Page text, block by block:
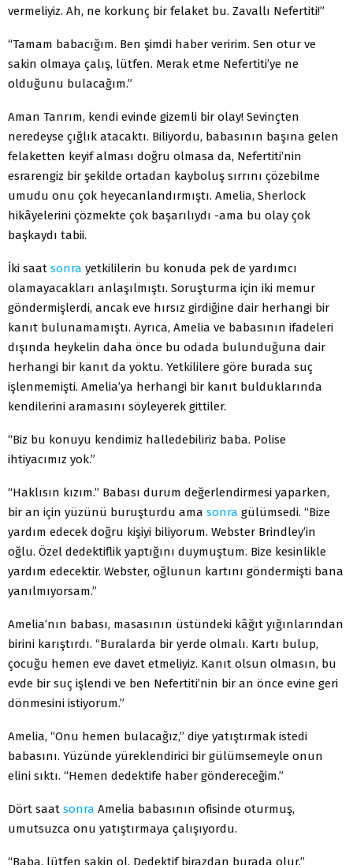
vermeliyiz. Ah, ne korkunç bir felaket bu. Zavallı Nefertiti!”
“Tamam babacığım. Ben şimdi haber veririm. Sen otur ve
sakin olmaya çalış, lütfen. Merak etme Nefertiti’ye ne
olduğunu bulacağım.”
Aman Tanrım, kendi evinde gizemli bir olay! Sevinçten
neredeyse çığlık atacaktı. Biliyordu, babasının başına gelen
felaketten keyif alması doğru olmasa da, Nefertiti’nin
esrarengiz bir şekilde ortadan kayboluş sırrını çözebilme
umudu onu çok heyecanlandırmıştı. Amelia, Sherlock
hikâyelerini çözmekte çok başarılıydı -ama bu olay çok
başkaydı tabii.
İki saat sonra yetkililerin bu konuda pek de yardımcı
olamayacakları anlaşılmıştı. Soruşturma için iki memur
göndermişlerdi, ancak eve hırsız girdiğine dair herhangi bir
kanıt bulunamamıştı. Ayrıca, Amelia ve babasının ifadeleri
dışında heykelin daha önce bu odada bulunduğuna dair
herhangi bir kanıt da yoktu. Yetkililere göre burada suç
işlenmemişti. Amelia’ya herhangi bir kanıt bulduklarında
kendilerini aramasını söyleyerek gittiler.
“Biz bu konuyu kendimiz halledebiliriz baba. Polise
ihtiyacımız yok.”
“Haklısın kızım.” Babası durum değerlendirmesi yaparken,
bir an için yüzünü buruşturdu ama sonra gülümsedi. “Bize
yardım edecek doğru kişiyi biliyorum. Webster Brindley’in
oğlu. Özel dedektiflik yaptığını duymuştum. Bize kesinlikle
yardım edecektir. Webster, oğlunun kartını göndermişti bana
yanılmıyorsam.”
Amelia’nın babası, masasının üstündeki kâğıt yığınlarından
birini karıştırdı. “Buralarda bir yerde olmalı. Kartı bulup,
çocuğu hemen eve davet etmeliyiz. Kanıt olsun olmasın, bu
evde bir suç işlendi ve ben Nefertiti’nin bir an önce evine geri
dönmesini istiyorum.”
Amelia, “Onu hemen bulacağız,” diye yatıştırmak istedi
babasını. Yüzünde yüreklendirici bir gülümsemeyle onun
elini sıktı. “Hemen dedektife haber göndereceğim.”
Dört saat sonra Amelia babasının ofisinde oturmuş,
umutsuzca onu yatıştırmaya çalışıyordu.
“Baba, lütfen sakin ol. Dedektif birazdan burada olur.”